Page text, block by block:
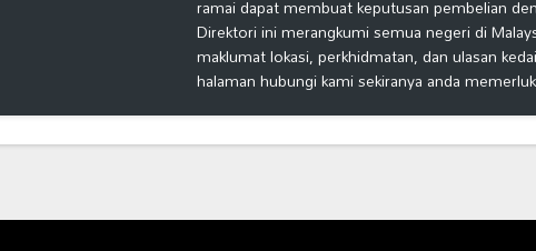
ramai dapat membuat keputusan pembelian
Direktori ini merangkumi semua negeri di
maklumat lokasi, perkhidmatan, dan ulasan
halaman hubungi kami sekiranya anda